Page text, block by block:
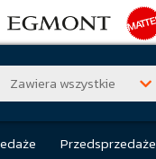
Zawiera wszystkie
Przedsprzedaże